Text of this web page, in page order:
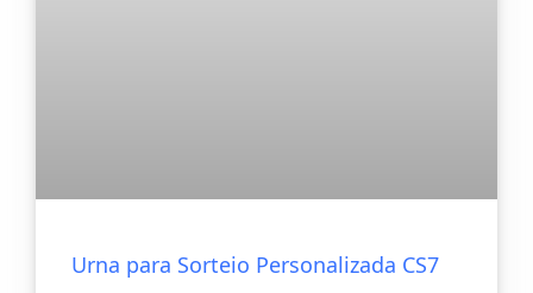
Urna para Sorteio Personalizada CS7